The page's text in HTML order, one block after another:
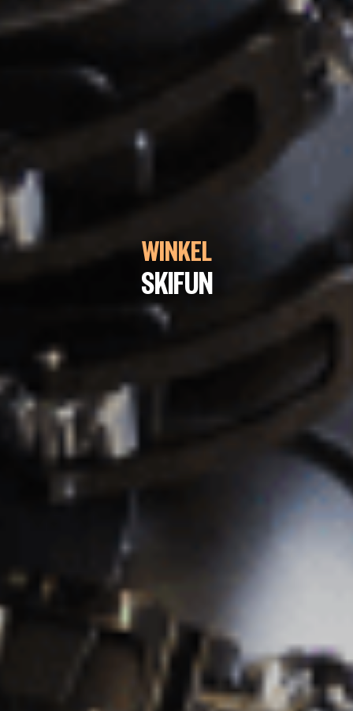
WINKEL
SKIFUN